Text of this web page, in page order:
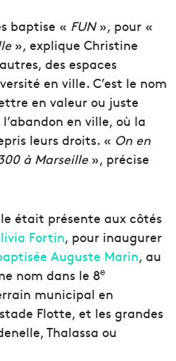
baptise « FUN», pour «
», explique Christine
des espaces
en ville. C’est le nom
en valeur ou juste
en ville, où la
leurs droits. « On en
à Marseille», précise
était présente aux côtés
Fortin, pour inaugurer
Auguste Marin, au
nom dans le 8e
municipal en
Flotte, et les grandes
Thalassa ou